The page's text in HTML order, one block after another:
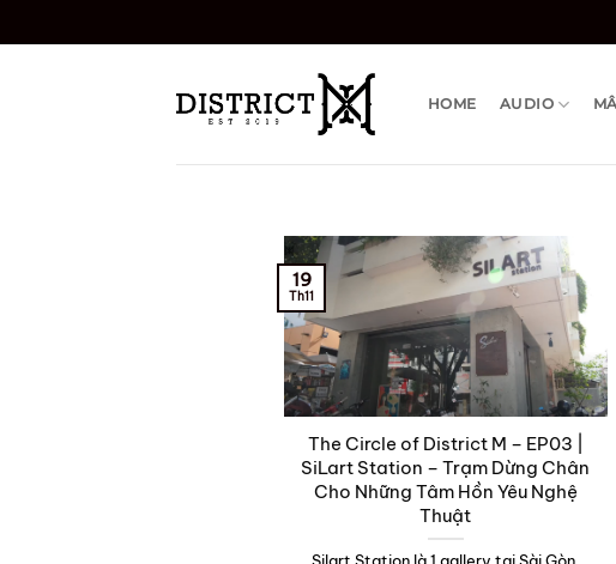
qua
HOME AUDIO
The Circle of District M – EP03 |
SiLart Station – Trạm Dừng Chân
Cho Những Tâm Hồn Yêu Nghệ
Thuật
19
Th11